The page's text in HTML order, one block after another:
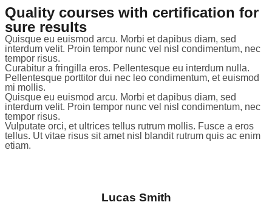
Quality courses with certification for
sure results
Quisque eu euismod arcu. Morbi et dapibus diam, sed
interdum velit. Proin tempor nunc vel nisl condimentum, nec
tempor risus.
Curabitur a fringilla eros. Pellentesque eu interdum nulla.
Pellentesque porttitor dui nec leo condimentum, et euismod
mi mollis.
Quisque eu euismod arcu. Morbi et dapibus diam, sed
interdum velit. Proin tempor nunc vel nisl condimentum, nec
tempor risus.
Vulputate orci, et ultrices tellus rutrum mollis. Fusce a eros
tellus. Ut vitae risus sit amet nisl blandit rutrum quis ac enim
etiam.
Lucas Smith